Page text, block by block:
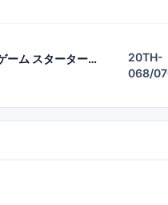
ポケモンカードゲームXY BREAK「ポケットモンスターカードゲーム スターターパック」
20TH-
068/